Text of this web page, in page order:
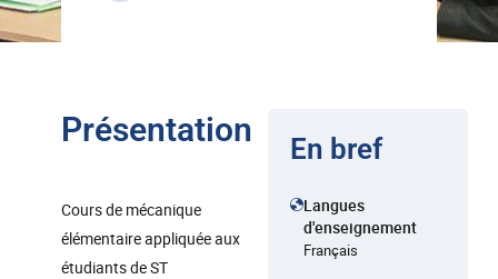
Présentation
Cours de mécanique
élémentaire appliquée aux
étudiants de ST
En bref
Langues
d'enseignement
Français